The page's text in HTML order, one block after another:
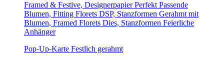
Pop-Up-Karte Festlich gerahmt